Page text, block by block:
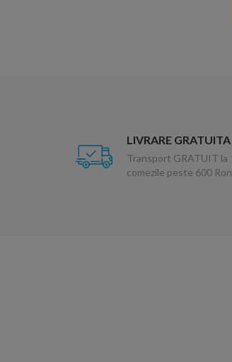
LIVRARE GRATUITA
Transport GRATUIT la
comezile peste 600 Ron